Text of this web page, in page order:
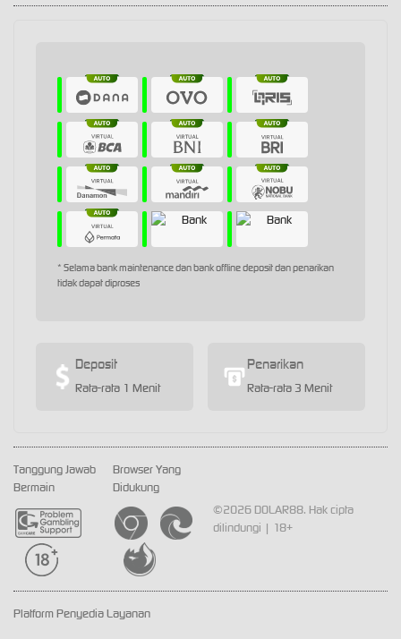
* Selama bank maintenance dan bank offline deposit dan penarikan
tidak dapat diproses
Deposit
Rata-rata 1 Menit
Penarikan
Rata-rata 3 Menit
Tanggung Jawab
Bermain
Browser Yang
Didukung
©2026 DOLAR88. Hak cipta
dilindungi | 18+
Platform Penyedia Layanan